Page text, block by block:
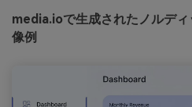
media.ioで生成されたノルデ
像例